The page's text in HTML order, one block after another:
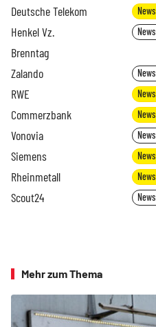
Deutsche Telekom News
Henkel Vz. News
Brenntag
Zalando News
RWE News
Commerzbank News
Vonovia News
Siemens News
Rheinmetall News
Scout24 News
Mehr zum Thema